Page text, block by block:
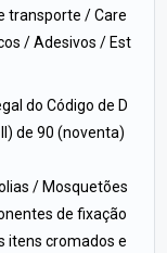
transporte / Care
/ Adesivos / Est
do Código de D
de 90 (noventa)
/ Mosquetões
de fixação
itens cromados e